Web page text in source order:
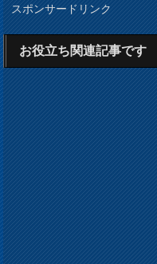
スポンサードリンク
お役立ち関連記事です